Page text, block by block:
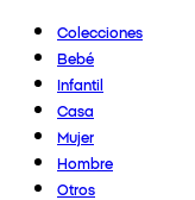
Colecciones
Bebé
Infantil
Casa
Mujer
Hombre
Otros